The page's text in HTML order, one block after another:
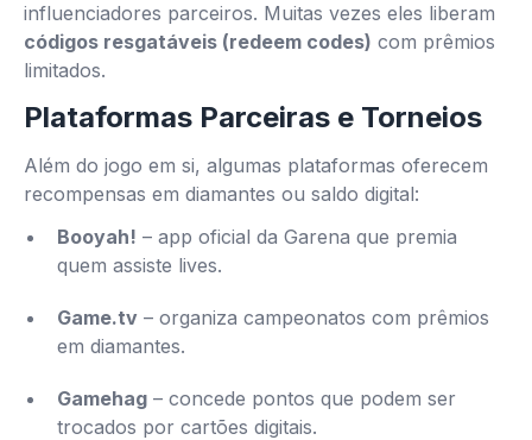
influenciadores parceiros. Muitas vezes eles liberam
códigos resgatáveis (redeem codes) com prêmios
limitados.
Plataformas Parceiras e Torneios
Além do jogo em si, algumas plataformas oferecem
recompensas em diamantes ou saldo digital:
Booyah! – app oficial da Garena que premia
quem assiste lives.
Game.tv – organiza campeonatos com prêmios
em diamantes.
Gamehag – concede pontos que podem ser
trocados por cartões digitais.